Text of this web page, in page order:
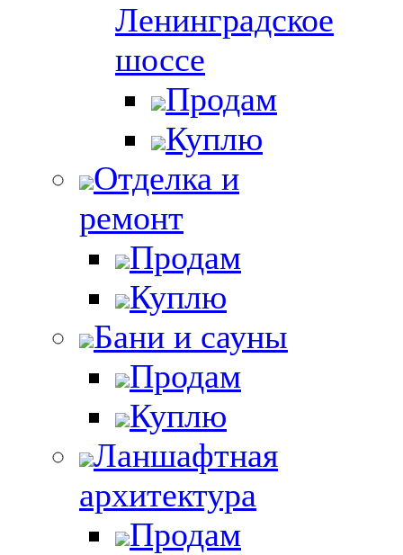
Ленинградское
шоссе
Продам
Куплю
Отделка и
ремонт
Продам
Куплю
Бани и сауны
Продам
Куплю
Ланшафтная
архитектура
Продам